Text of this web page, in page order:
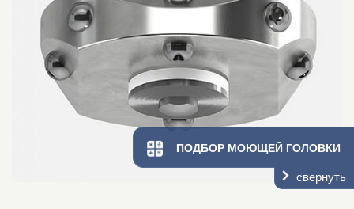
ПОДБОР МОЮЩЕЙ ГОЛОВКИ
свернуть